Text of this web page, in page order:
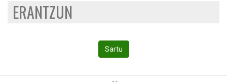
ERANTZUN
Sartu